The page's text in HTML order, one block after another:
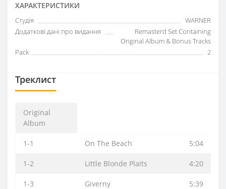
ХАРАКТЕРИСТИКИ
Студія
WARNER
Додаткові дані про видання
Remasterd Set Containing
Original Album & Bonus Tracks
Pack
2
Треклист
Original
Album
1-1 On The Beach 5:04
1-2 Little Blonde Plaits 4:20
1-3 Giverny 5:39